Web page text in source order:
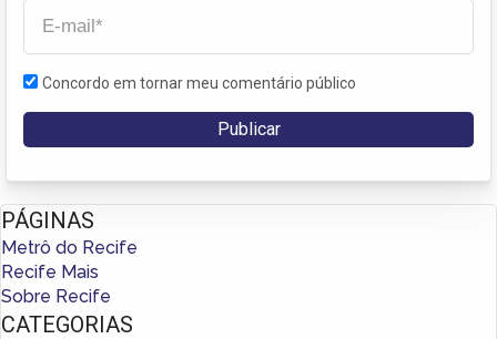
Concordo em tornar meu comentário público
PÁGINAS
Metrô do Recife
Recife Mais
Sobre Recife
CATEGORIAS